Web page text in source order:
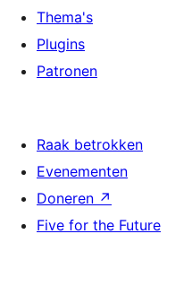
Thema's
Plugins
Patronen
Raak betrokken
Evenementen
Doneren ↗
Five for the Future